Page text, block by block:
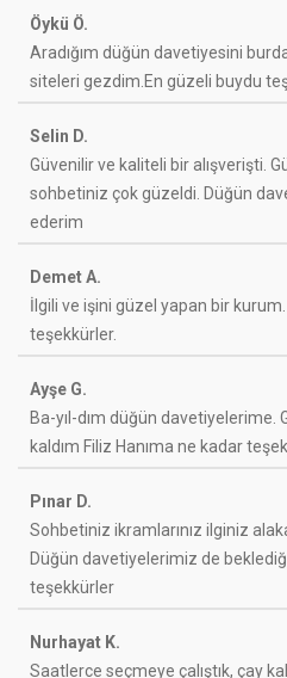
Öykü Ö.
Aradığım düğün davetiyesini
siteleri gezdim.En güzeli buydu
Selin D.
Güvenilir ve kaliteli bir alışverişti.
sohbetiniz çok güzeldi. Düğün
ederim
Demet A.
İlgili ve işini güzel yapan bir
teşekkürler.
Ayşe G.
Ba-yıl-dım düğün
kaldım Filiz Hanıma ne kadar
Pınar D.
Sohbetiniz ikramlarınız ilginiz
Düğün davetiyelerimiz de
teşekkürler
Nurhayat K.
Saatlerce seçmeye çalıştık, çay